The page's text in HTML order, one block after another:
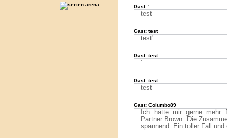
Gast: '
test
Gast: test
test'
Gast: test
'
Gast: test
test
Gast: Columbo89
Ich hätte mir gerne mehr
Partner Brown. Die
spannend. Ein toller Fall